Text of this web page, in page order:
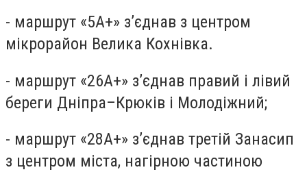
- маршрут «5А+» з’єднав з центром
мікрорайон Велика Кохнівка.
- маршрут «26А+» з’єднав правий і лівий
береги Дніпра–Крюків і Молодіжний;
- маршрут «28А+» з’єднав третій Занасип
з центром міста, нагірною частиною